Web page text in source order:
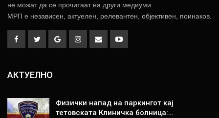
не можат да се прочитаат на други медиуми.
МРП е независен, актуелен, релевантен, објективен, поинаков.
АКТУЕЛНО
Физички напад на паркингот кај
тетовската Клиничка болница:…